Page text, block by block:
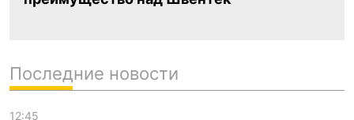
Последние новости
12:45